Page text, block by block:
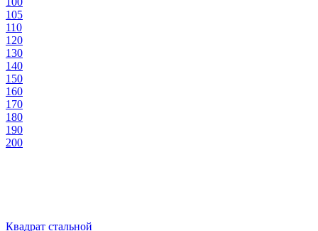
105
110
120
130
140
150
160
170
180
190
200
Квадрат стальной